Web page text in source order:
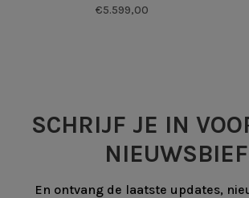
€5.599,00
SCHRIJF JE IN
En ontvang de laatste updates,